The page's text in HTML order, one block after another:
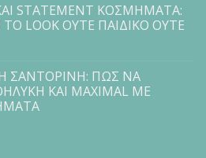
STATEMENT ΚΟΣΜΗΜΑΤΑ:
LOOK ΟΥΤΕ ΠΑΙΔΙΚΟ ΟΥΤΕ
ΣΑΝΤΟΡΙΝΗ: ΠΩΣ ΝΑ
ΚΑΙ MAXIMAL ΜΕ